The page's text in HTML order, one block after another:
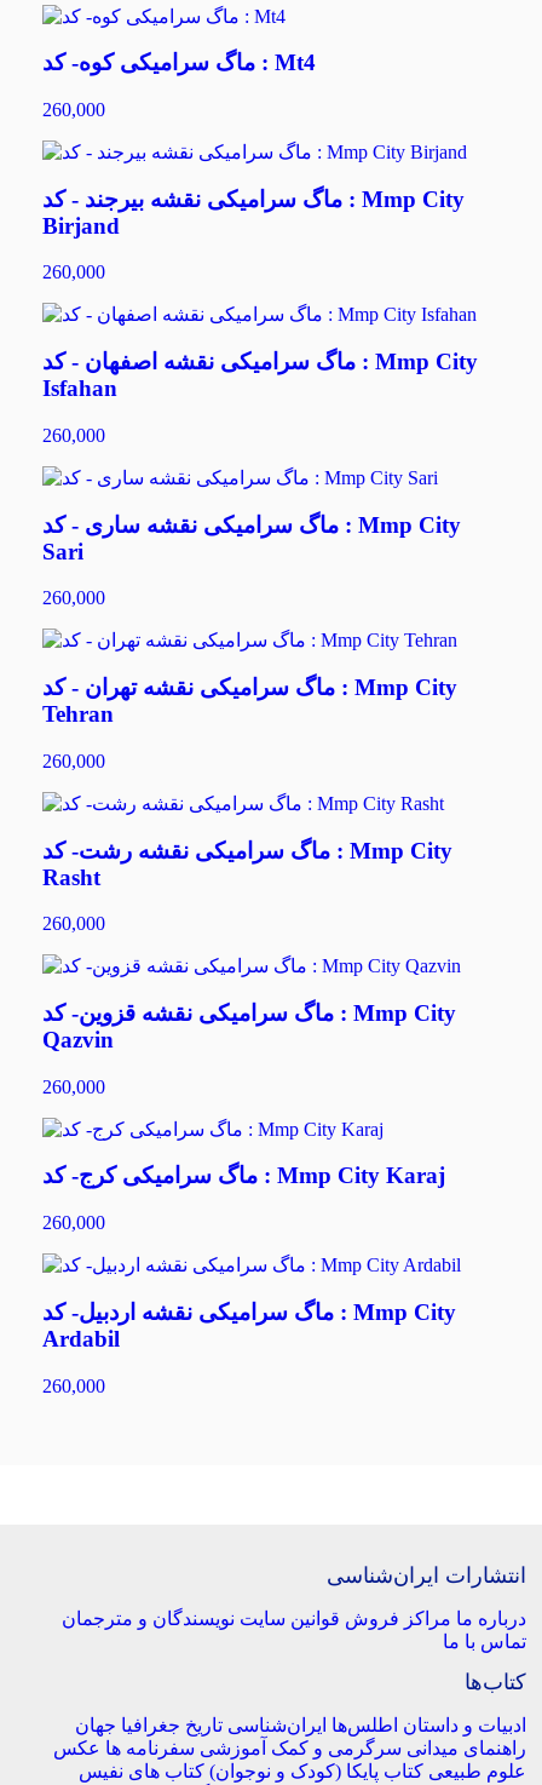
ماگ سرامیکی کوه- کد : Mt4
260,000
ماگ سرامیکی نقشه بیرجند - کد : Mmp City
Birjand
260,000
ماگ سرامیکی نقشه اصفهان - کد : Mmp City
Isfahan
260,000
ماگ سرامیکی نقشه ساری - کد : Mmp City
Sari
260,000
ماگ سرامیکی نقشه تهران - کد : Mmp City
Tehran
260,000
ماگ سرامیکی نقشه رشت- کد : Mmp City
Rasht
260,000
ماگ سرامیکی نقشه قزوین- کد : Mmp City
Qazvin
260,000
ماگ سرامیکی کرج- کد : Mmp City Karaj
260,000
ماگ سرامیکی نقشه اردبیل- کد : Mmp City
Ardabil
260,000
انتشارات ایران‌شناسی
درباره ما مراکز فروش قوانین سایت نویسندگان و مترجمان
تماس با ما
کتاب‌ها
ادبیات و داستان اطلس‌ها ایران‌شناسی تاریخ جغرافیا جهان
راهنمای میدانی سرگرمی و کمک آموزشی سفرنامه‌ ها عکس
علوم طبیعی کتاب‌ پایکا (کودک و نوجوان) کتاب های نفیس